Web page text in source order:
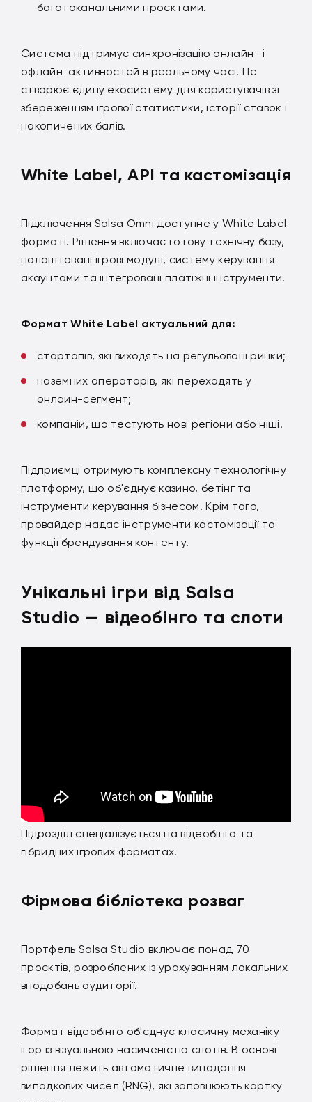
багатоканальними проєктами.
Система підтримує синхронізацію онлайн- і
офлайн-активностей в реальному часі. Це
створює єдину екосистему для користувачів зі
збереженням ігрової статистики, історії ставок і
накопичених балів.
White Label, API та кастомізація
Підключення Salsa Omni доступне у White Label
форматі. Рішення включає готову технічну базу,
налаштовані ігрові модулі, систему керування
акаунтами та інтегровані платіжні інструменти.
Формат White Label актуальний для:
стартапів, які виходять на регульовані ринки;
наземних операторів, які переходять у
онлайн-сегмент;
компаній, що тестують нові регіони або ніші.
Підприємці отримують комплексну технологічну
платформу, що об'єднує казино, бетінг та
інструменти керування бізнесом. Крім того,
провайдер надає інструменти кастомізації та
функції брендування контенту.
Унікальні ігри від Salsa
Studio — відеобінго та слоти
Підрозділ спеціалізується на відеобінго та
гібридних ігрових форматах.
Фірмова бібліотека розваг
Портфель Salsa Studio включає понад 70
проєктів, розроблених із урахуванням локальних
вподобань аудиторії.
Формат відеобінго об'єднує класичну механіку
ігор із візуальною насиченістю слотів. В основі
рішення лежить автоматичне випадання
випадкових чисел (RNG), які заповнюють картку